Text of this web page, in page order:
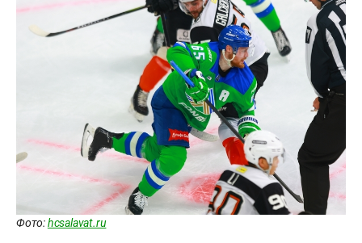
Фото:hcsalavat.ru